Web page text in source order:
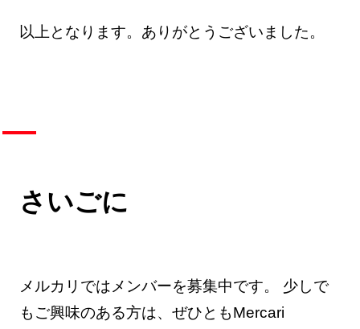
以上となります。ありがとうございました。
さいごに
メルカリではメンバーを募集中です。 少しで
もご興味のある方は、ぜひともMercari